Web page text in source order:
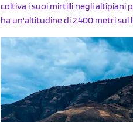
coltiva i suoi mirtilli negli altipiani
ha un'altitudine di 2.400 metri sul